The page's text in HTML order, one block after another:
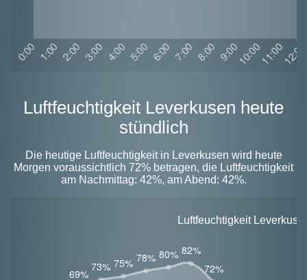
Luftfeuchtigkeit Leverkusen heute
stündlich
Die heutige Luftfeuchtigkeit in Leverkusen wird heute
Morgen voraussichtlich 72% betragen, die Luftfeuchtigkeit
am Nachmittag: 42%, am Abend: 42%.
Luftfeuchtigkeit